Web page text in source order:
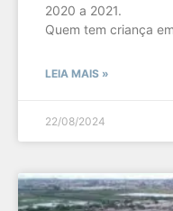
2020 a 2021.
Quem tem criança
LEIA MAIS »
22/08/2024